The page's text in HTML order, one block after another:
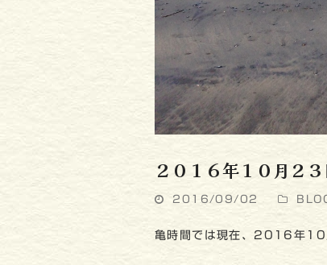
２０１６年１０月２
2016/09/02
亀時間では現在、2016年10